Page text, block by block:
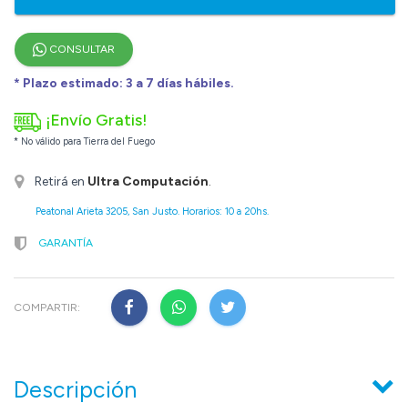
CONSULTAR
* Plazo estimado: 3 a 7 días hábiles.
¡Envío Gratis!
* No válido para Tierra del Fuego
Retirá en Ultra Computación.
Peatonal Arieta 3205, San Justo. Horarios: 10 a 20hs.
GARANTÍA
COMPARTIR:
Descripción